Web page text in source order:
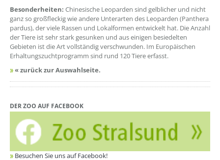
Besonderheiten: Chinesische Leoparden sind gelblicher und nicht
ganz so großfleckig wie andere Unterarten des Leoparden (Panthera
pardus), der viele Rassen und Lokalformen entwickelt hat. Die Anzahl
der Tiere ist sehr stark gesunken und aus einigen besiedelten
Gebieten ist die Art vollständig verschwunden. Im Europäischen
Erhaltungszuchtprogramm sind rund 120 Tiere erfasst.
« zurück zur Auswahlseite.
DER ZOO AUF FACEBOOK
Besuchen Sie uns auf Facebook!